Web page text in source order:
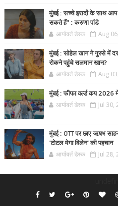
मुंबई : सच्चे इरादों के साथ आप
सकते हैं” : करुणा पांडे
आर्यावर्त डेस्क Aug
मुंबई : सोहेल खान ने गुस्से में
रोकने पहुंचे सलमान खान?
आर्यावर्त डेस्क Aug
मुंबई : फीफा वर्ल्ड कप 2026
आर्यावर्त डेस्क Jul 30,
मुंबई : OTT पर छाए ऋषभ
'टोटल मेगा विलेन' की पहचान
आर्यावर्त डेस्क Jul 28,